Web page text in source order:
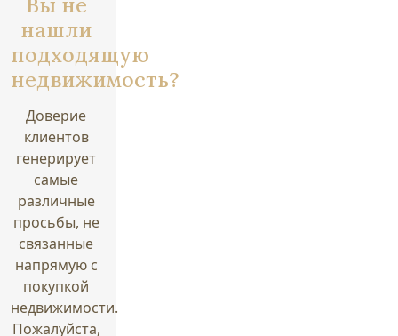
нашли
подходящую
недвижимость?
Доверие
клиентов
генерирует
самые
различные
просьбы, не
связанные
напрямую с
покупкой
недвижимости.
Пожалуйста,